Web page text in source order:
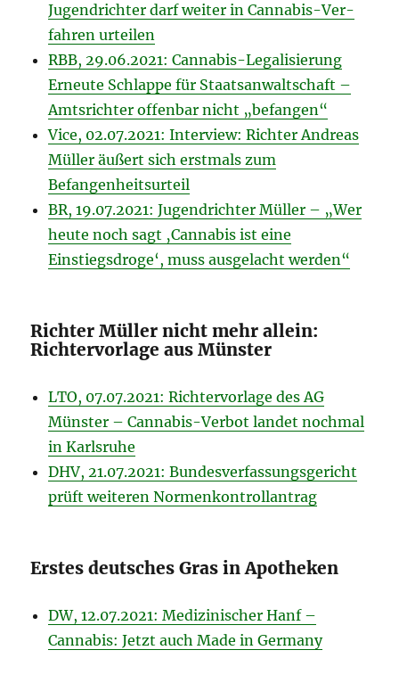
Jugend­richter darf weiter in Cannabis-Ver­
fahren urteilen
RBB, 29.06.2021: Cannabis-Legalisierung
Erneute Schlappe für Staatsanwaltschaft –
Amtsrichter offenbar nicht „befangen“
Vice, 02.07.2021: Interview: Richter Andreas
Müller äußert sich erstmals zum
Befangenheitsurteil
BR, 19.07.2021: Jugendrichter Müller – „Wer
heute noch sagt ‚Cannabis ist eine
Einstiegsdroge‘, muss ausgelacht werden“
Richter Müller nicht mehr allein:
Richtervorlage aus Münster
LTO, 07.07.2021: Richtervorlage des AG
Münster – Cannabis-Verbot landet nochmal
in Karls­ruhe
DHV, 21.07.2021: Bundesverfassungsgericht
prüft weiteren Normenkontrollantrag
Erstes deutsches Gras in Apotheken
DW, 12.07.2021: Medizinischer Hanf –
Cannabis: Jetzt auch Made in Germany